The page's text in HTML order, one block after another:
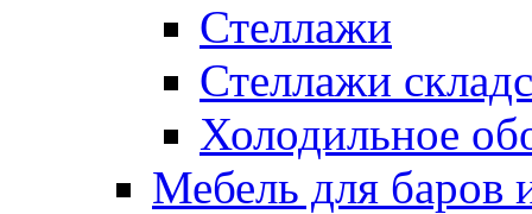
Стеллажи
Стеллажи
Холодильное
Мебель для баров